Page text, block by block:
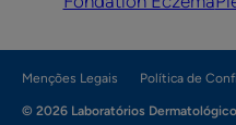
Menções Legais Política de
© 2026 Laboratórios